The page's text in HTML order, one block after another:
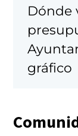
Dónde
gráfico